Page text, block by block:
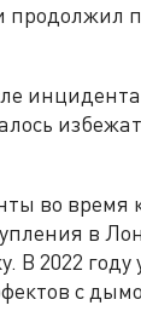
продолжил
во время
в
В 2022 году
с